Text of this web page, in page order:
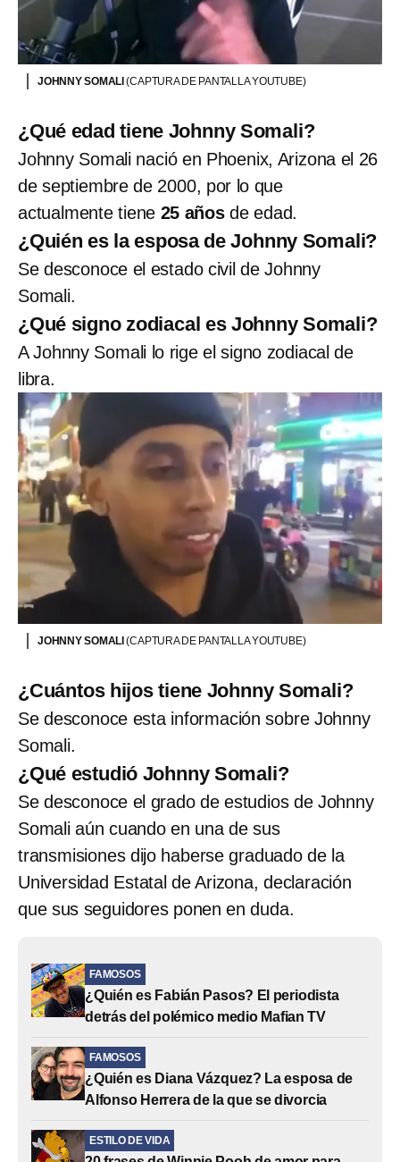
JOHNNY SOMALI(CAPTURA DE PANTALLA YOUTUBE)
¿Qué edad tiene Johnny Somali?
Johnny Somali nació en Phoenix, Arizona el 26
de septiembre de 2000, por lo que
actualmente tiene 25 añosde edad.
¿Quién es la esposa de Johnny Somali?
Se desconoce el estado civil de Johnny
Somali.
¿Qué signo zodiacal es Johnny Somali?
A Johnny Somali lo rige el signo zodiacal de
libra.
JOHNNY SOMALI(CAPTURA DE PANTALLA YOUTUBE)
¿Cuántos hijos tiene Johnny Somali?
Se desconoce esta información sobre Johnny
Somali.
¿Qué estudió Johnny Somali?
Se desconoce el grado de estudios de Johnny
Somali aún cuando en una de sus
transmisiones dijo haberse graduado de la
Universidad Estatal de Arizona, declaración
que sus seguidores ponen en duda.
FAMOSOS
¿Quién es Fabián Pasos? El periodista
detrás del polémico medio Mafian TV
FAMOSOS
¿Quién es Diana Vázquez? La esposa de
Alfonso Herrera de la que se divorcia
ESTILO DE VIDA